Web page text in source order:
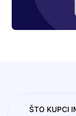
ŠTO KUPCI